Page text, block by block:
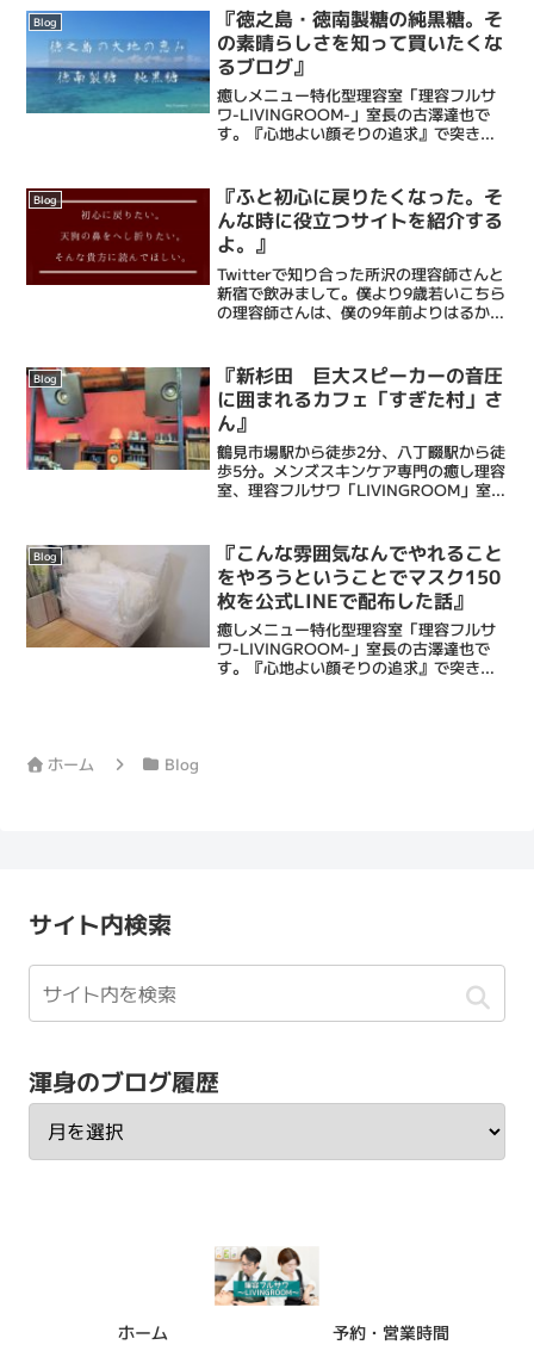
なたにひとときの心地よい癒しと眠りを
もたらし、...
Blog
『徳之島・徳南製糖の純黒糖。そ
の素晴らしさを知って買いたくな
るブログ』
癒しメニュー特化型理容室「理容フルサ
ワ-LIVINGROOM-」室長の古澤達也で
す。『心地よい顔そりの追求』で突き抜
なたにひとときの心地よい癒しと眠りを
もたらし、...
Blog
『ふと初心に戻りたくなった。そ
んな時に役立つサイトを紹介する
よ。』
Twitterで知り合った所沢の理容師さんと
新宿で飲みまして。僕より9歳若いこちら
の理容師さんは、僕の9年前よりはるかに
ったりして、話は尽きることなく楽しい
時間となりま...
Blog
『新杉田 巨大スピーカーの音圧
に囲まれるカフェ「すぎた村」さ
ん』
鶴見市場駅から徒歩2分、八丁畷駅から徒
歩5分。メンズスキンケア専門の癒し理容
室、理容フルサワ「LIVINGROOM」室長
するヒゲ脱毛、頭皮環境を整えるヘッド
スパ、等で癒...
Blog
『こんな雰囲気なんでやれること
をやろうということでマスク150
枚を公式LINEで配布した話』
癒しメニュー特化型理容室「理容フルサ
ワ-LIVINGROOM-」室長の古澤達也で
す。『心地よい顔そりの追求』で突き抜
ホーム
Blog
サイト内検索
渾身のブログ履歴
ホーム 予約・営業時間